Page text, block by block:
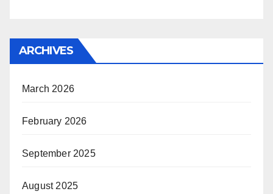
ARCHIVES
March 2026
February 2026
September 2025
August 2025